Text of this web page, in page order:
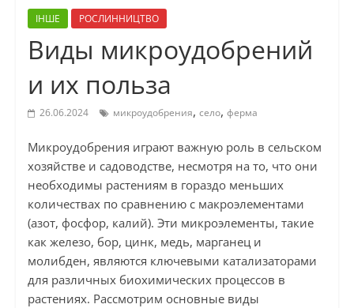
ІНШЕ РОСЛИННИЦТВО
Виды микроудобрений
и их польза
26.06.2024 микроудобрения, село, ферма
Микроудобрения играют важную роль в сельском
хозяйстве и садоводстве, несмотря на то, что они
необходимы растениям в гораздо меньших
количествах по сравнению с макроэлементами
(азот, фосфор, калий). Эти микроэлементы, такие
как железо, бор, цинк, медь, марганец и
молибден, являются ключевыми катализаторами
для различных биохимических процессов в
растениях. Рассмотрим основные виды